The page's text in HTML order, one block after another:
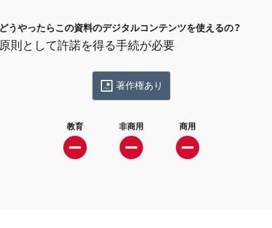
どうやったらこの資料のデジタルコンテンツを使えるの？
原則として許諾を得る手続が必要
著作権あり
教育 非商用 商用